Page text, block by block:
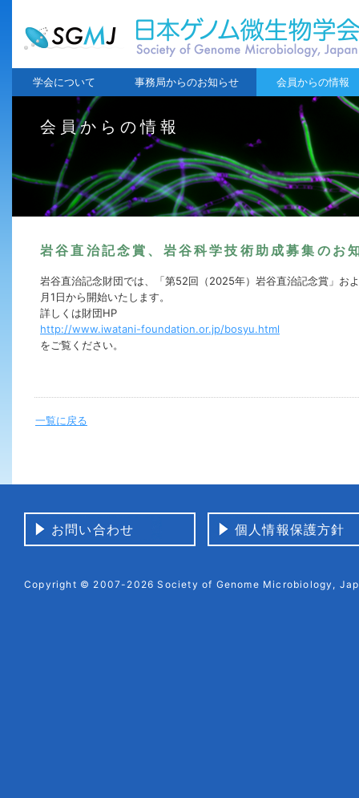
学会について 事務局からのお知らせ 会員からの情報
会員からの情報
岩谷直治記念賞、岩谷科学技術助成募集のお
岩谷直治記念財団では、「第52回（2025年）岩谷直治記念賞」お
月1日から開始いたします。
詳しくは財団HP
http://www.iwatani-foundation.or.jp/bosyu.html
をご覧ください。
一覧に戻る
お問い合わせ 個人情報保護方針
Copyright © 2007-2026 Society of Genome Microbiology,